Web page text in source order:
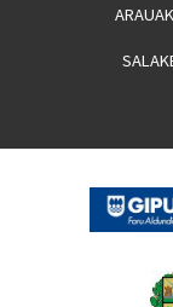
ARAUAK